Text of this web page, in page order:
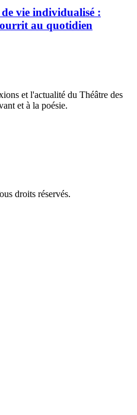
vie individualisé :
au quotidien
et l'actualité du Théâtre des
et à la poésie.
droits réservés.